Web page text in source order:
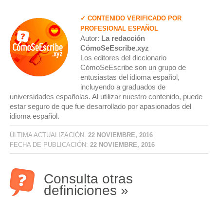
✓ CONTENIDO VERIFICADO POR
PROFESIONAL ESPAÑOL
Autor: La redacción
CómoSeEscribe.xyz
Los editores del diccionario
CómoSeEscribe son un grupo de
entusiastas del idioma español,
incluyendo a graduados de
universidades españolas. Al utilizar nuestro contenido, puede
estar seguro de que fue desarrollado por apasionados del
idioma español.
ÚLTIMA ACTUALIZACIÓN: 22 NOVIEMBRE, 2016
FECHA DE PUBLICACIÓN: 22 NOVIEMBRE, 2016
Consulta otras
definiciones »